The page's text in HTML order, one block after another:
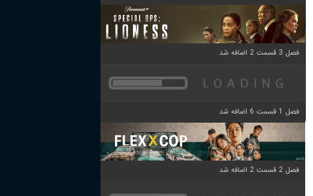
فصل 3 قسمت 2 اضافه شد
فصل 1 قسمت 6 اضافه شد
فصل 2 قسمت 2 اضافه شد